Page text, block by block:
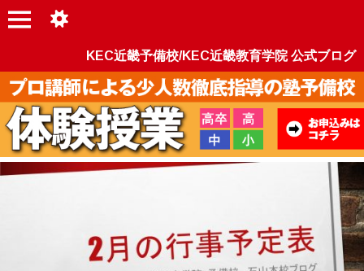
KEC近畿予備校/KEC近畿教育学院 公式ブログ